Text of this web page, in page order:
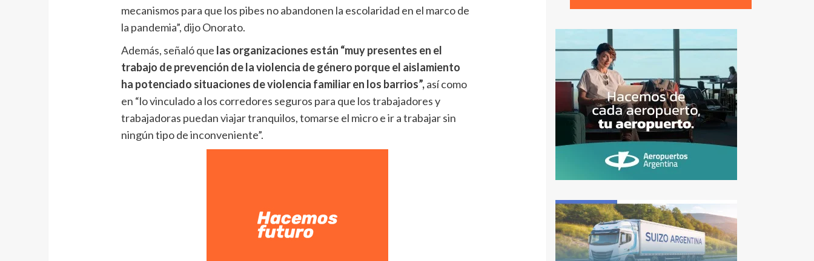
mecanismos para que los pibes no abandonen la escolaridad en el marco de
la pandemia”, dijo Onorato.
Además, señaló que las organizaciones están “muy presentes en el
trabajo de prevención de la violencia de género porque el aislamiento
ha potenciado situaciones de violencia familiar en los barrios”,así como
en “lo vinculado a los corredores seguros para que los trabajadores y
trabajadoras puedan viajar tranquilos, tomarse el micro e ir a trabajar sin
ningún tipo de inconveniente”.